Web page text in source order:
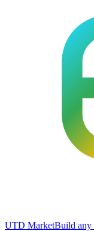
UTD MarketBuild any